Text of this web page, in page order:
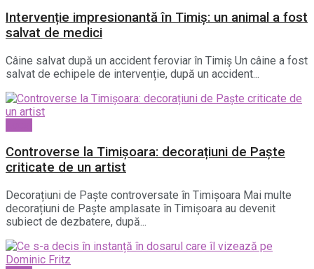
Intervenție impresionantă în Timiș: un animal a fost
salvat de medici
Câine salvat după un accident feroviar în Timiș Un câine a fost
salvat de echipele de intervenție, după un accident...
Controverse la Timișoara: decorațiuni de Paște
criticate de un artist
Decorațiuni de Paște controversate în Timișoara Mai multe
decorațiuni de Paște amplasate în Timișoara au devenit
subiect de dezbatere, după...